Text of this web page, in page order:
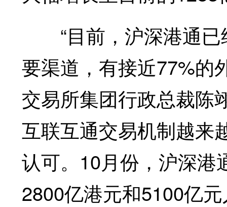
“目前，沪深港通已
要渠道，有接近77%的
交易所集团行政总裁陈
互联互通交易机制越来
认可。10月份，沪深港
2800亿港元和5100亿